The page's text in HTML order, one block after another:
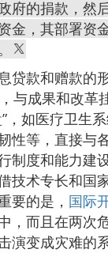
府的捐款，然
金，其部署资
贷款和赠款的
与成果和改革
，如医疗卫生
性等，直接与
制度和能力建
技术专长和国
要的是， 国际
，而且在两次
演变成灾难的系